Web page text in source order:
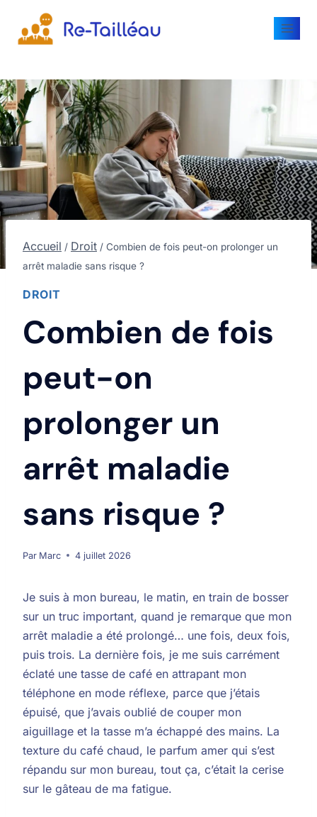
Accueil / Droit / Combien de fois peut-on prolonger un
arrêt maladie sans risque ?
DROIT
Combien de fois
peut-on
prolonger un
arrêt maladie
sans risque ?
Par Marc 4 juillet 2026
Je suis à mon bureau, le matin, en train de bosser
sur un truc important, quand je remarque que mon
arrêt maladie a été prolongé… une fois, deux fois,
puis trois. La dernière fois, je me suis carrément
éclaté une tasse de café en attrapant mon
téléphone en mode réflexe, parce que j’étais
épuisé, que j’avais oublié de couper mon
aiguillage et la tasse m’a échappé des mains. La
texture du café chaud, le parfum amer qui s’est
répandu sur mon bureau, tout ça, c’était la cerise
sur le gâteau de ma fatigue.